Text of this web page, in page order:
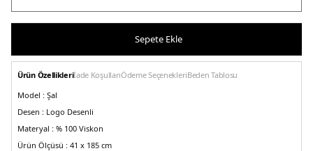
Sepete Ekle
Ürün Özellikleriİade KoşullarıÖdeme SeçenekleriBeden Tablosu
Model : Şal
Desen : Logo Desenli
Materyal : % 100 Viskon
Ürün Ölçüsü : 41 x 185 cm